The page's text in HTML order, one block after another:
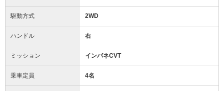
駆動方式 2WD
ハンドル 右
ミッション インパネCVT
乗車定員 4名